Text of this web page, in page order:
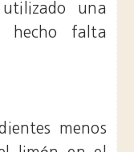
una
hecho falta
menos